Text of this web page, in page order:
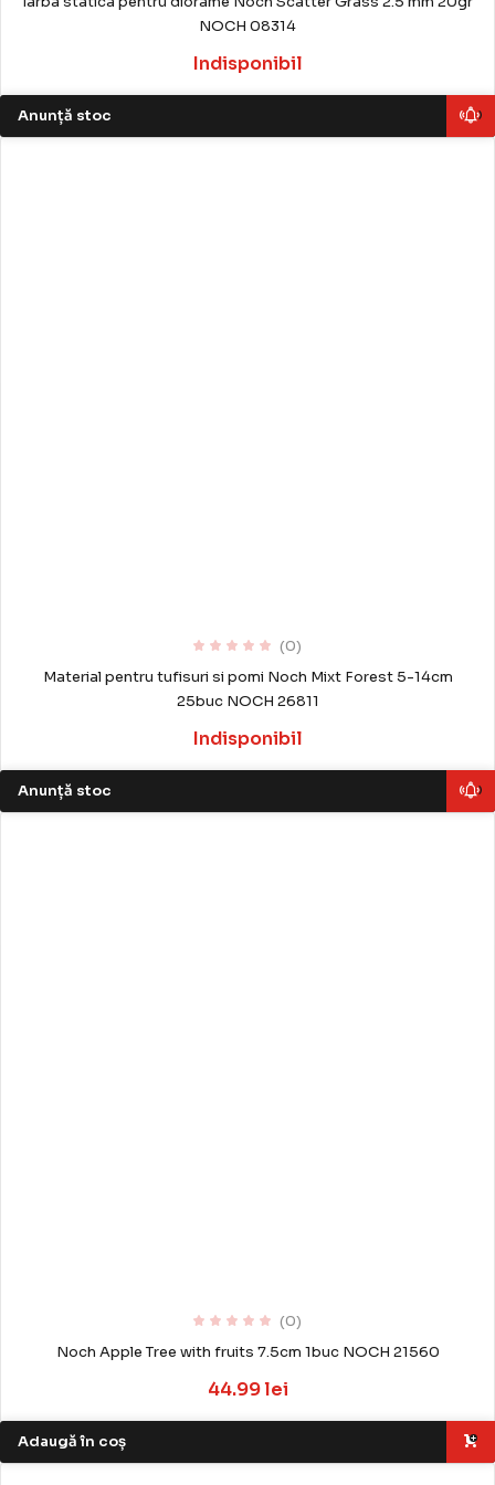
NOCH 08314
Indisponibil
Anunță stoc
(0)
Material pentru tufisuri si pomi Noch Mixt Forest 5-14cm
25buc NOCH 26811
Indisponibil
Anunță stoc
(0)
Noch Apple Tree with fruits 7.5cm 1buc NOCH 21560
44.99 lei
Adaugă în coș